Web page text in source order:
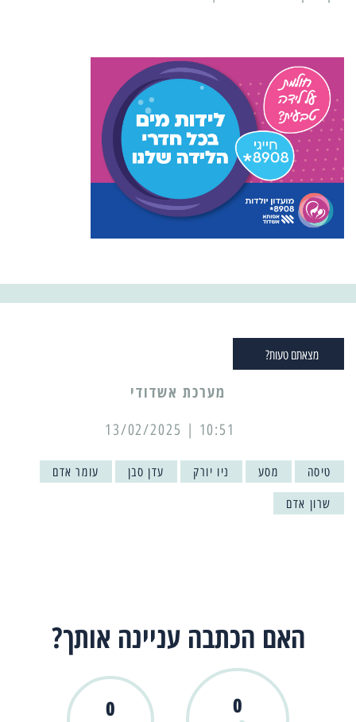
מצאתם טעות?
מערכת אשדודי
10:51 | 13/02/2025
טיסה מסע ניו יורק עדן סבן עומר אדם
שרון אדם
האם הכתבה עניינה אותך?
0
0